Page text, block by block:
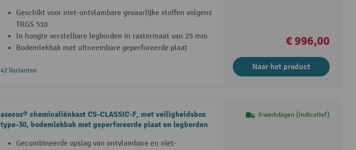
Geschikt voor niet-ontvlambare gevaarlijke stoffen volgens
TRGS 510
In hoogte verstelbare legborden in rastermaat van 25 mm
Bodemlekbak met uitneembare geperforeerde plaat
42 Varianten
€ 996,00
Naar het product
asecos® chemicaliënkast CS-CLASSIC-F, met veiligheidsbox
type-30, bodemlekbak met geperforeerde plaat en legborden
Gecombineerde opslag van ontvlambare en niet-
9 werkdagen (indicatief)